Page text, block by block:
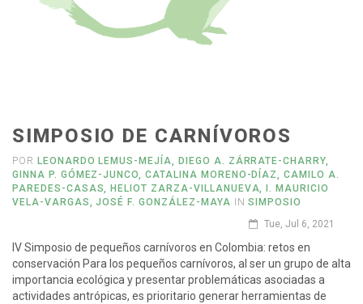
SIMPOSIO DE CARNÍVOROS
POR LEONARDO LEMUS-MEJÍA, DIEGO A. ZÁRRATE-CHARRY,
GINNA P. GÓMEZ-JUNCO, CATALINA MORENO-DÍAZ, CAMILO A.
PAREDES-CASAS, HELIOT ZARZA-VILLANUEVA, I. MAURICIO
VELA-VARGAS, JOSÉ F. GONZÁLEZ-MAYA INSIMPOSIO
Tue, Jul 6, 2021
IV Simposio de pequeños carnívoros en Colombia: retos en
conservación Para los pequeños carnívoros, al ser un grupo de alta
importancia ecológica y presentar problemáticas asociadas a
actividades antrópicas, es prioritario generar herramientas de